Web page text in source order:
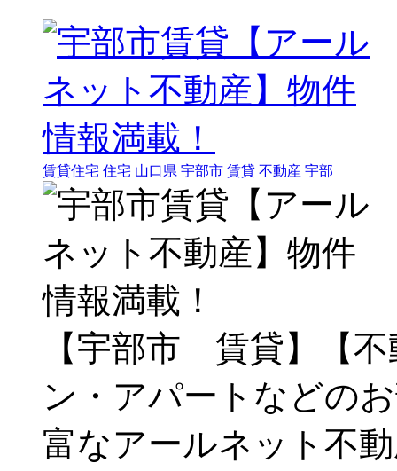
賃貸住宅 住宅 山口県 宇部市 賃貸 不動産 宇部
【宇部市 賃貸】【
ン・アパートなどの
富なアールネット不